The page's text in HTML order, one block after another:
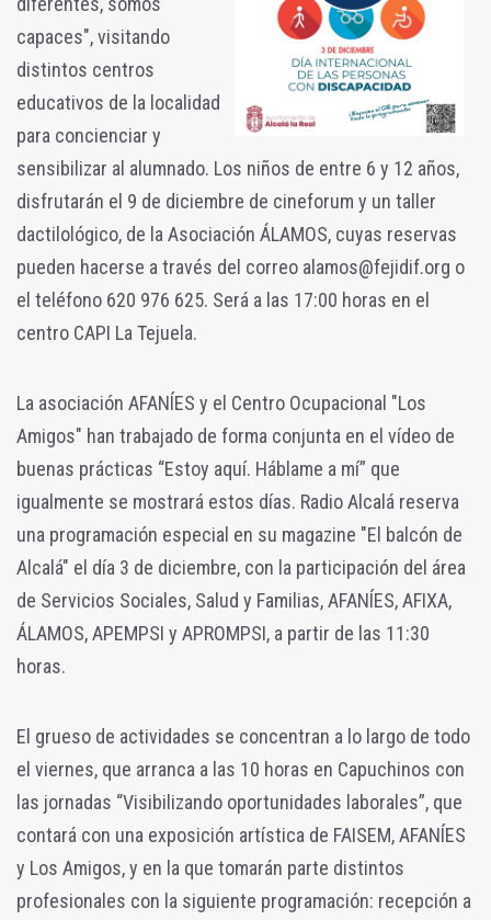
capaces", visitando
distintos centros
educativos de la localidad
para concienciar y
sensibilizar al alumnado. Los niños de entre 6 y 12 años,
disfrutarán el 9 de diciembre de cineforum y un taller
dactilológico, de la Asociación ÁLAMOS, cuyas reservas
pueden hacerse a través del correo alamos@fejidif.org o
el teléfono 620 976 625. Será a las 17:00 horas en el
centro CAPI La Tejuela.
La asociación AFANÍES y el Centro Ocupacional "Los
Amigos" han trabajado de forma conjunta en el vídeo de
buenas prácticas “Estoy aquí. Háblame a mí” que
igualmente se mostrará estos días. Radio Alcalá reserva
una programación especial en su magazine "El balcón de
Alcalá" el día 3 de diciembre, con la participación del área
de Servicios Sociales, Salud y Familias, AFANÍES, AFIXA,
ÁLAMOS, APEMPSI y APROMPSI, a partir de las 11:30
horas.
El grueso de actividades se concentran a lo largo de todo
el viernes, que arranca a las 10 horas en Capuchinos con
las jornadas “Visibilizando oportunidades laborales”, que
contará con una exposición artística de FAISEM, AFANÍES
y Los Amigos, y en la que tomarán parte distintos
profesionales con la siguiente programación: recepción a